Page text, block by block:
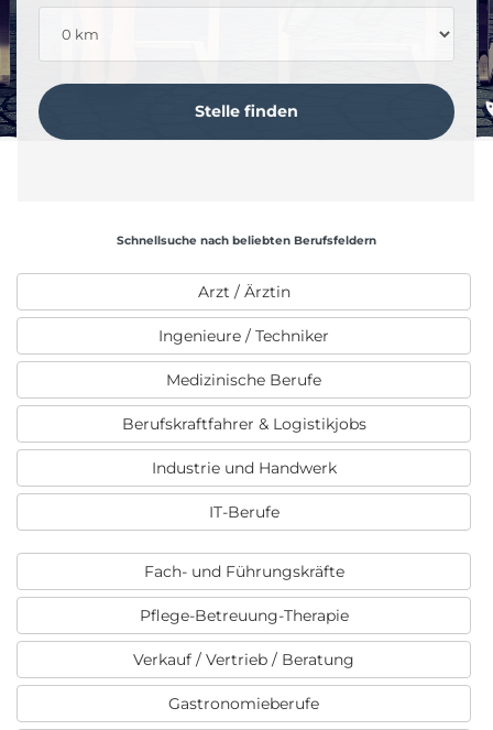
Schnellsuche nach beliebten Berufsfeldern
Arzt / Ärztin
Ingenieure / Techniker
Medizinische Berufe
Berufskraftfahrer & Logistikjobs
Industrie und Handwerk
IT-Berufe
Fach- und Führungskräfte
Pflege-Betreuung-Therapie
Verkauf / Vertrieb / Beratung
Gastronomieberufe